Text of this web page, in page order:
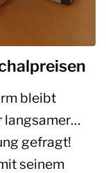
bleibt
langsamer…
gefragt!
seinem